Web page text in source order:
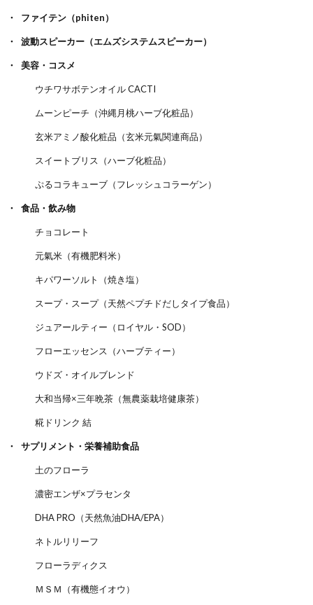
ファイテン（phiten）
波動スピーカー（エムズシステムスピーカー）
美容・コスメ
ウチワサボテンオイル CACTI
ムーンピーチ（沖縄月桃ハーブ化粧品）
玄米アミノ酸化粧品（玄米元氣関連商品）
スイートブリス（ハーブ化粧品）
ぷるコラキューブ（フレッシュコラーゲン）
食品・飲み物
チョコレート
元氣米（有機肥料米）
キパワーソルト（焼き塩）
スープ・スープ（天然ペプチドだしタイプ食品）
ジュアールティー（ロイヤル・SOD）
フローエッセンス（ハーブティー）
ウドズ・オイルブレンド
大和当帰×三年晩茶（無農薬栽培健康茶）
糀ドリンク 結
サプリメント・栄養補助食品
土のフローラ
濃密エンザ×プラセンタ
DHA PRO（天然魚油DHA/EPA）
ネトルリリーフ
フローラディクス
ＭＳＭ（有機態イオウ）